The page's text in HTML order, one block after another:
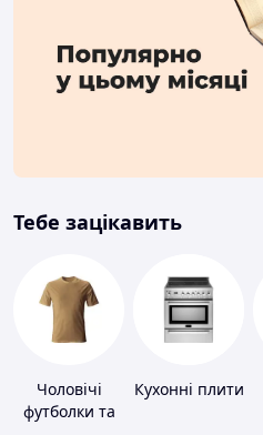
Тебе зацікавить
Чоловічі
футболки та
Кухонні плити